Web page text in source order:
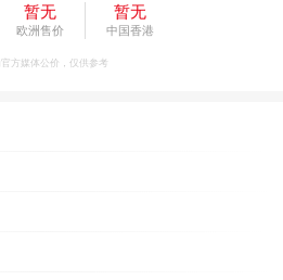
暂无
欧洲售价
暂无
中国香港
官方媒体公价，仅供参考